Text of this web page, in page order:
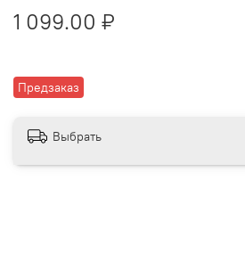
Предзаказ
1 099.00 ₽
Выбрать